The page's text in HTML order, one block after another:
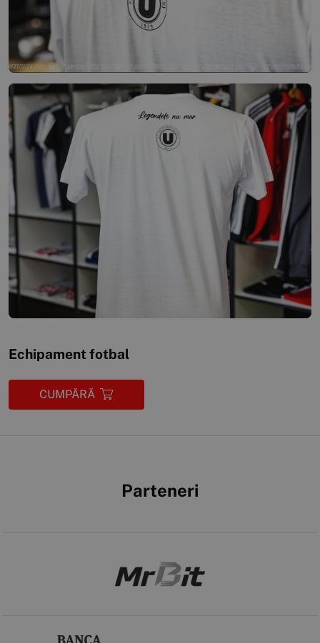
Echipament fotbal
CUMPĂRĂ
Parteneri